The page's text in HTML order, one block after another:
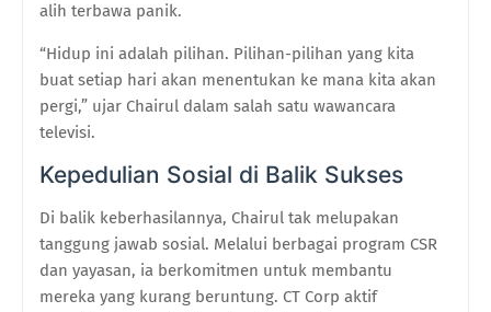
alih terbawa panik.
“Hidup ini adalah pilihan. Pilihan-pilihan yang kita
buat setiap hari akan menentukan ke mana kita akan
pergi,” ujar Chairul dalam salah satu wawancara
televisi.
Kepedulian Sosial di Balik Sukses
Di balik keberhasilannya, Chairul tak melupakan
tanggung jawab sosial. Melalui berbagai program CSR
dan yayasan, ia berkomitmen untuk membantu
mereka yang kurang beruntung. CT Corp aktif